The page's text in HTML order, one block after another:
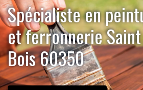
Spécialiste en
et ferronnerie Saint
Bois 60350